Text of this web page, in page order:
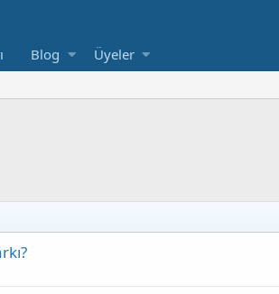
Blog Üyeler